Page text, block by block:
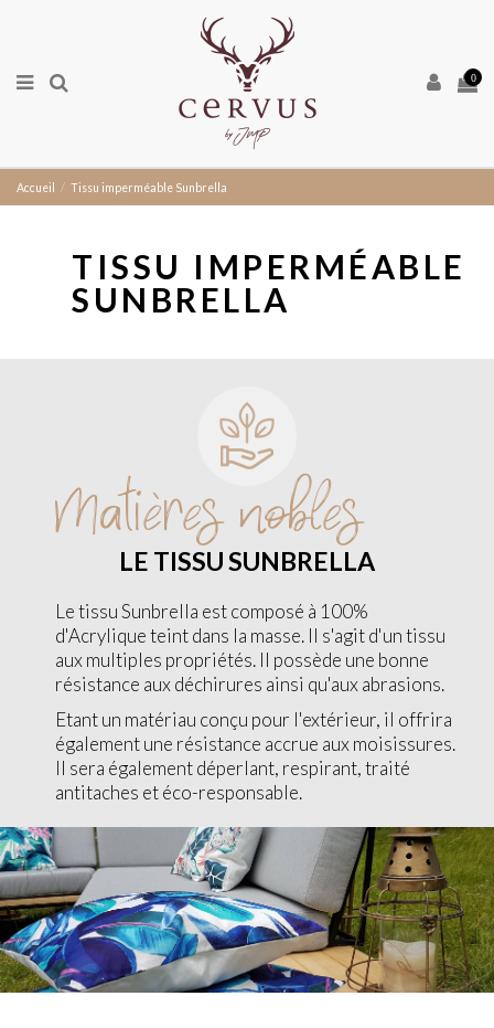
0
Accueil Tissu imperméable Sunbrella
TISSU IMPERMÉABLE
SUNBRELLA
Matières nobles
LE TISSU SUNBRELLA
Le tissu Sunbrella est composé à 100%
d'Acrylique teint dans la masse. Il s'agit d'un tissu
aux multiples propriétés. Il possède une bonne
résistance aux déchirures ainsi qu'aux abrasions.
Etant un matériau conçu pour l'extérieur, il offrira
également une résistance accrue aux moisissures.
Il sera également déperlant, respirant, traité
antitaches et éco-responsable.